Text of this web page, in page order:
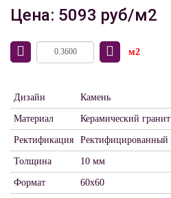
Цена: 5093 руб/м2
м2
Дизайн Камень
Материал Керамический гранит
Ректификация Ректифицированный
Толщина 10 мм
Формат 60x60